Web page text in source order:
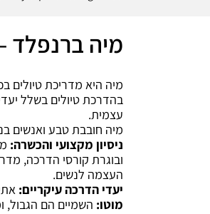
מיה ברנפלד
מיה היא מדריכת טיולים
בהדרכת טיולים בשלל
עצמית.
מיה חובבת טבע ואנשים
ניסיון מקצועי והכשרה:
ובוגרת קורסי הדרכה,
העצמה לנשים.
יעדי הדרכה עיקריים:
מוטו: השמיים הם הגבול,